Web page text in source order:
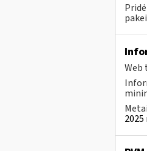
Web
2025